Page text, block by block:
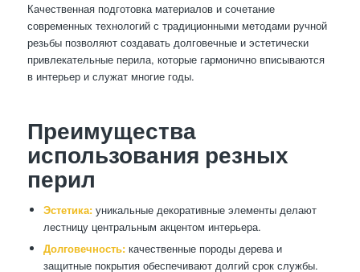
Качественная подготовка материалов и сочетание
современных технологий с традиционными методами ручной
резьбы позволяют создавать долговечные и эстетически
привлекательные перила, которые гармонично вписываются
в интерьер и служат многие годы.
Преимущества
использования резных
перил
Эстетика:уникальные декоративные элементы делают
лестницу центральным акцентом интерьера.
Долговечность:качественные породы дерева и
защитные покрытия обеспечивают долгий срок службы.